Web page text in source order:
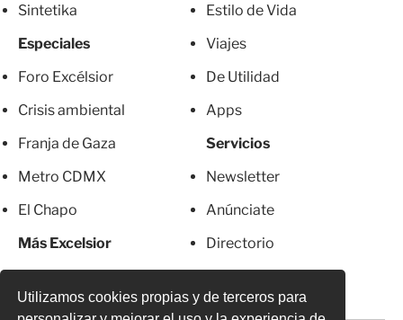
Utilizamos cookies propias y de terceros para
Sintetika
Especiales
Foro Excélsior
Crisis ambiental
Franja de Gaza
Metro CDMX
El Chapo
Más Excelsior
Estilo de Vida
Viajes
De Utilidad
Apps
Servicios
Newsletter
Anúnciate
Directorio